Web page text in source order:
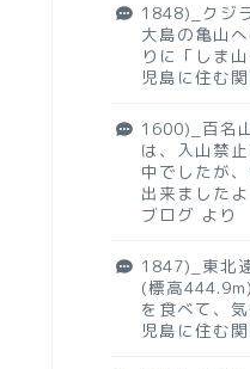
1848)_クジ
大島の亀山
りに「しま
児島に住む
1600)_百名
は、入山禁
中でしたが
出来ました
ブログ より
1847)_東北
(標高
を食べて、
児島に住む